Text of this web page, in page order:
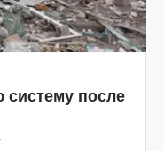
систему после